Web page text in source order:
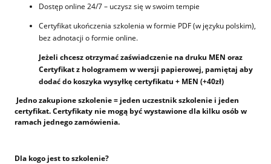
Dostęp online 24/7 – uczysz się w swoim tempie
Certyfikat ukończenia szkolenia w formie PDF (w języku polskim),
bez adnotacji o formie online.
Jeżeli chcesz otrzymać zaświadczenie na druku MEN oraz
Certyfikat z hologramem w wersji papierowej, pamiętaj aby
dodać do koszyka wysyłkę certyfikatu + MEN (+40zł)
Jedno zakupione szkolenie = jeden uczestnik szkolenie i jeden
certyfikat. Certyfikaty nie mogą być wystawione dla kilku osób w
ramach jednego zamówienia.
Dla kogo jest to szkolenie?